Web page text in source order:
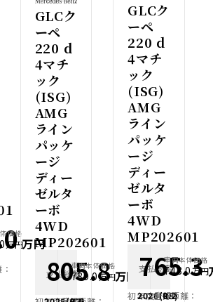
万円
価格
万円
GLCク
ーペ
220 d
4マチ
ック
(ISG)
AMG
ライン
パッケ
ージ
ディー
ゼルタ
ーボ
4WD
MP202601
支払総額
805.8 万円
車両本体価格
789.0万円
GLCク
ーペ
220 d
4マチ
ック
(ISG)
AMG
ライン
パッケ
ージ
ディー
ゼルタ
ーボ
4WD
MP202601
支払総額
765.3
車両本体価格
748.0万円
初年度登録：
2026(R8)
走行距離：
0.2